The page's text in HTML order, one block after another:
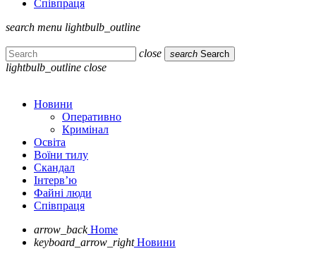
Співпраця
search menu lightbulb_outline
close search Search
lightbulb_outline close
Новини
Оперативно
Кримінал
Освіта
Воїни тилу
Скандал
Інтерв’ю
Файні люди
Співпраця
arrow_back Home
keyboard_arrow_right Новини